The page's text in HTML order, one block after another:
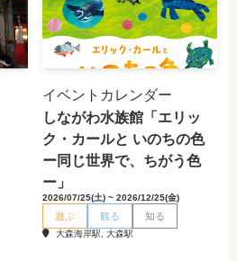
イベントカレンダー
しながわ水族館「エリッ
ク・カールと いのちの色
ー同じ世界で、ちがう色
ー」
2026/07/25(土) ~ 2026/12/25(金)
遊ぶ 観る 知る
大森海岸駅, 大森駅